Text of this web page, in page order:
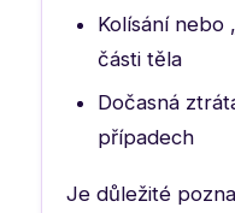
Kolísání nebo
části těla
Dočasná
případech
Je důležité